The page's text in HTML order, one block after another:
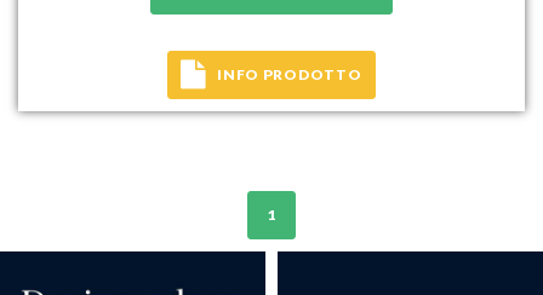
INFO PRODOTTO
1